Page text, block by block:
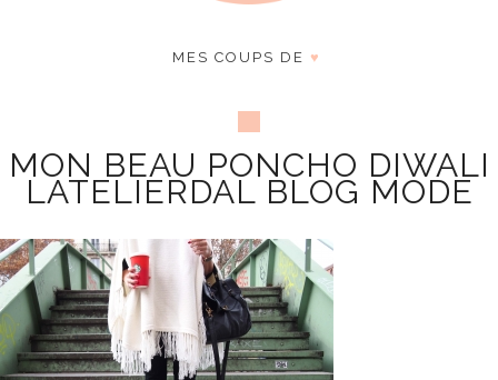
MES COUPS DE ♥
MON BEAU PONCHO DIWALI
LATELIERDAL BLOG MODE